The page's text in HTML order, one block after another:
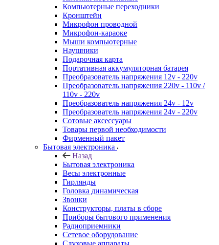
Компьютерные переходники
Кронштейн
Микрофон проводной
Микрофон-караоке
Мыши компьютерные
Наушники
Подарочная карта
Портативная аккумуляторная батарея
Преобразователь напряжения 12v - 220v
Преобразователь напряжения 220v - 110v /
110v - 220v
Преобразователь напряжения 24v - 12v
Преобразователь напряжения 24v - 220v
Сотовые аксессуары
Товары первой необходимости
Фирменный пакет
Бытовая электроника
Назад
Бытовая электроника
Весы электронные
Гирлянды
Головка динамическая
Звонки
Конструкторы, платы в сборе
Приборы бытового применения
Радиоприемники
Сетевое оборудование
Слуховые аппараты